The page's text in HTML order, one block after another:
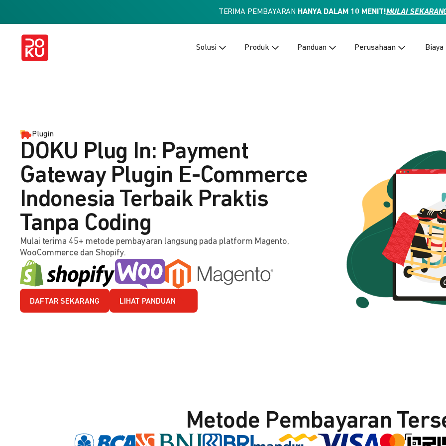
TERIMA PEMBAYARAN HANYA DALAM 10 MENIT!MULAI
Solusi Produk Panduan Perusahaan Biaya
Plugin
DOKU Plug In: Payment
Gateway Plugin E-Commerce
Indonesia Terbaik Praktis
Tanpa Coding
Mulai terima 45+ metode pembayaran langsung pada platform Magento,
WooCommerce dan Shopify.
DAFTAR SEKARANG LIHAT PANDUAN
Metode Pembayaran